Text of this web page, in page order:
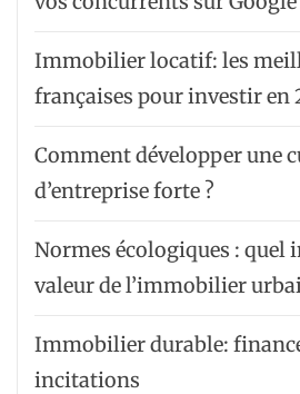
Immobilier locatif: les
françaises pour investir en
Comment développer une
d’entreprise forte ?
Normes écologiques : quel
valeur de l’immobilier
Immobilier durable:
incitations